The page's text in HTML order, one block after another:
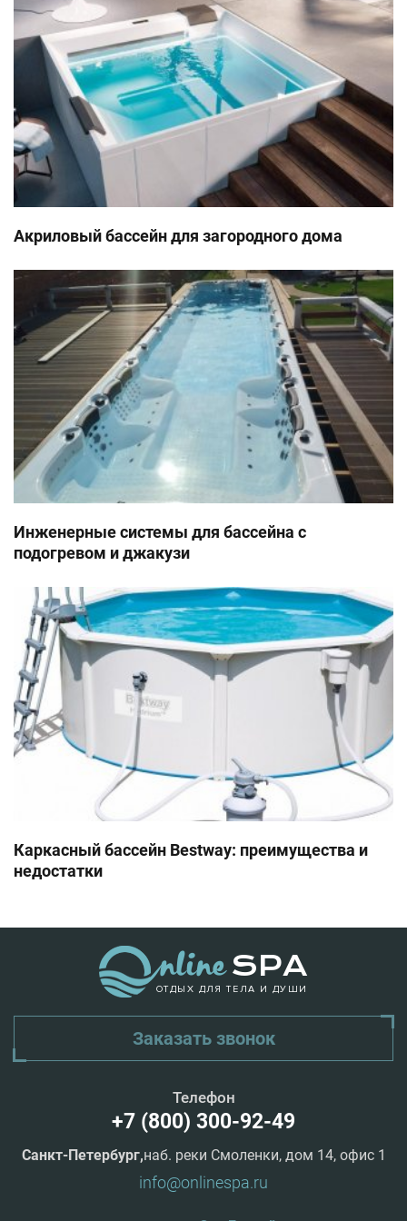
Акриловый бассейн для загородного дома
Инженерные системы для бассейна с
подогревом и джакузи
Каркасный бассейн Bestway: преимущества и
недостатки
ОТДЫХ ДЛЯ ТЕЛА И ДУШИ
Заказать звонок
Телефон
+7 (800) 300-92-49
Санкт-Петербург,наб. реки Смоленки, дом 14, офис 1
info@onlinespa.ru